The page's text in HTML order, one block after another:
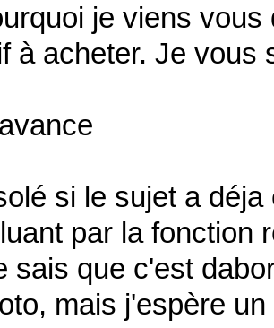
je viens
à acheter. Je vous
si le sujet a
par la fonction
sais que c'est
mais j'espère